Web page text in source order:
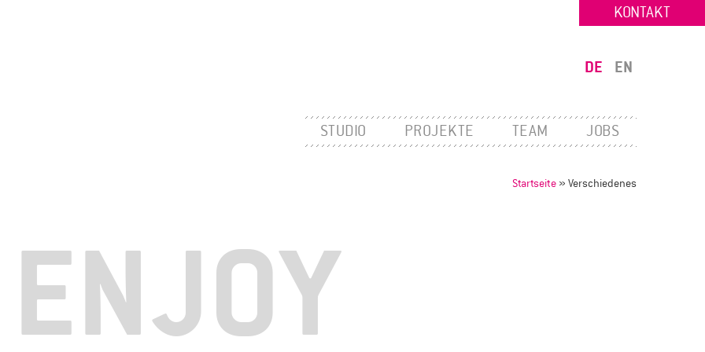
DE EN
STUDIO PROJEKTE TEAM JOBS
Startseite » Verschiedenes
KONTAKT
ENJOY